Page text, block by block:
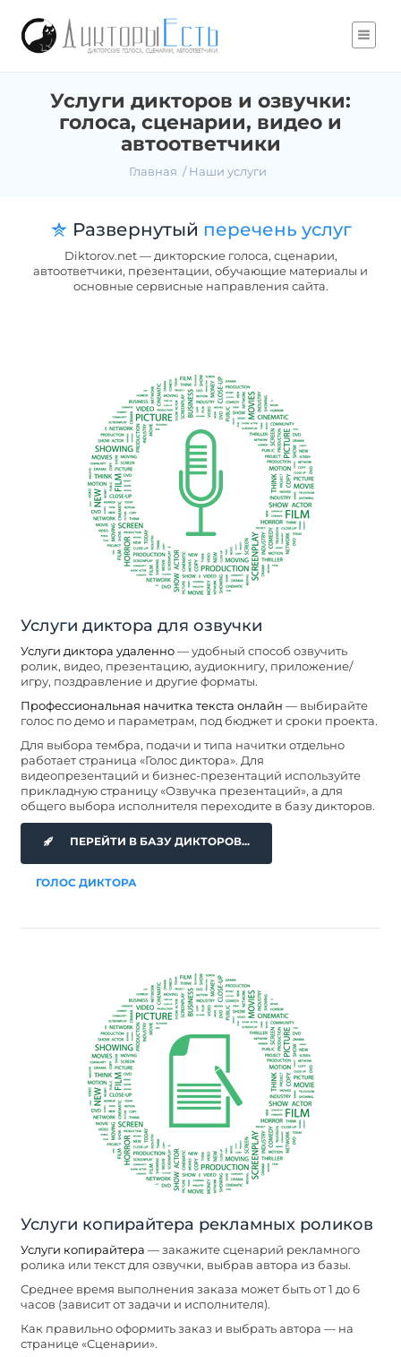
Услуги дикторов и озвучки:
голоса, сценарии, видео и
автоответчики
Главная Наши услуги
Развернутый перечень услуг
Diktorov.net — дикторские голоса, сценарии,
автоответчики, презентации, обучающие материалы и
основные сервисные направления сайта.
Услуги диктора для озвучки
Услуги диктора удаленно— удобный способ озвучить
ролик, видео, презентацию, аудиокнигу, приложение/
игру, поздравление и другие форматы.
Профессиональная начитка текста онлайн — выбирайте
голос по демо и параметрам, под бюджет и сроки проекта.
Для выбора тембра, подачи и типа начитки отдельно
работает страница «Голос диктора». Для
видеопрезентаций и бизнес-презентаций используйте
прикладную страницу «Озвучка презентаций», а для
общего выбора исполнителя переходите в базу дикторов.
ПЕРЕЙТИ В БАЗУ ДИКТОРОВ...
ГОЛОС ДИКТОРА
Услуги копирайтера рекламных роликов
Услуги копирайтера — закажите сценарий рекламного
ролика или текст для озвучки, выбрав автора из базы.
Среднее время выполнения заказа может быть от 1 до 6
часов (зависит от задачи и исполнителя).
Как правильно оформить заказ и выбрать автора — на
странице «Сценарии».